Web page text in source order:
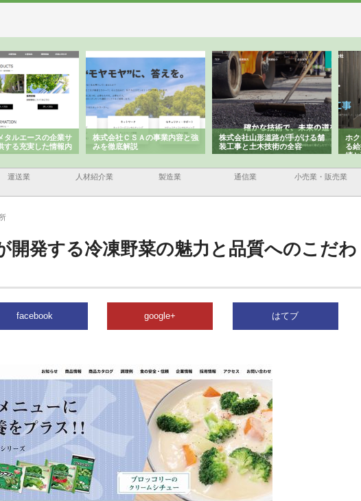
タルエースの企業サ
する充実した情報内
株式会社ＣＳＡの事業内容と強
みを徹底解説
株式会社山形道路が手がける舗
装工事と土木技術の全容
ホ
る
績
運送業 人材紹介業 製造業 通信業 小売業・販売業
開発する冷凍野菜の魅力と品質へのこだわ
facebook google+ はてブ